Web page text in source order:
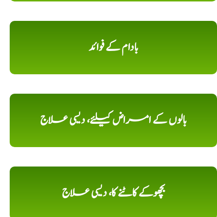
بادام کے فوائد
بالوں کے امراض کیلئے، دیسی علاج
بچھوکے کاٹنے کا، دیسی علاج